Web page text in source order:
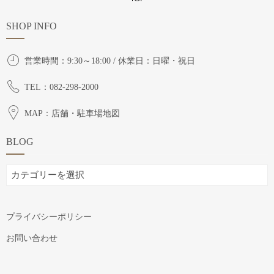
SHOP INFO
営業時間：9:30～18:00 / 休業日：日曜・祝日
TEL：082-298-2000
MAP：店舗・駐車場地図
BLOG
BLOG
プライバシーポリシー
お問い合わせ